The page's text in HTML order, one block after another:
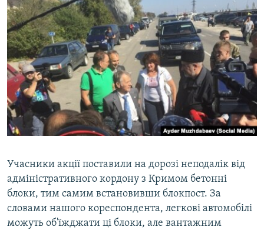
Учасники акції поставили на дорозі неподалік від
адміністративного кордону з Кримом бетонні
блоки, тим самим встановивши блокпост. За
словами нашого кореспондента, легкові автомобілі
можуть об'їжджати ці блоки, але вантажним